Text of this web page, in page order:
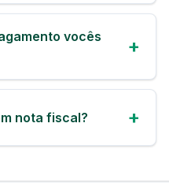
vocês
nota fiscal?